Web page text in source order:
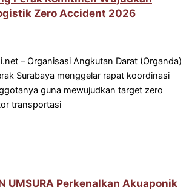
Zero Accident 2026
– Organisasi Angkutan Darat (Organda)
Surabaya menggelar rapat koordinasi
guna mewujudkan target zero
transportasi
UMSURA Perkenalkan Akuaponik